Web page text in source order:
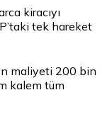
kiracıyı
tek hareket
maliyeti 200 bin
kalem tüm